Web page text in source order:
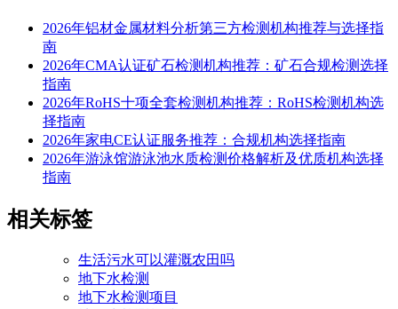
2026年铝材金属材料分析第三方检测机构推荐与选择指
南
2026年CMA认证矿石检测机构推荐：矿石合规检测选择
指南
2026年RoHS十项全套检测机构推荐：RoHS检测机构选
择指南
2026年家电CE认证服务推荐：合规机构选择指南
2026年游泳馆游泳池水质检测价格解析及优质机构选择
指南
相关标签
生活污水可以灌溉农田吗
地下水检测
地下水检测项目